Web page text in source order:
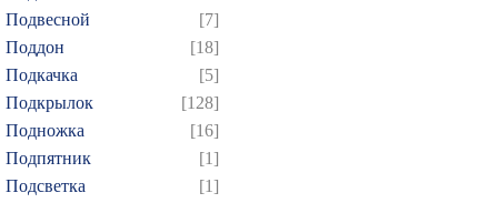
Подвесной
[7]
Поддон
[18]
Подкачка
[5]
Подкрылок
[128]
Подножка
[16]
Подпятник
[1]
Подсветка
[1]